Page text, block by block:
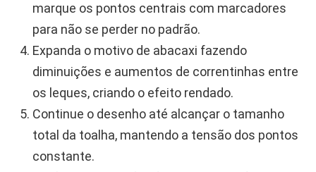
marque os pontos centrais com marcadores
para não se perder no padrão.
Expanda o motivo de abacaxi fazendo
diminuições e aumentos de correntinhas entre
os leques, criando o efeito rendado.
Continue o desenho até alcançar o tamanho
total da toalha, mantendo a tensão dos pontos
constante.